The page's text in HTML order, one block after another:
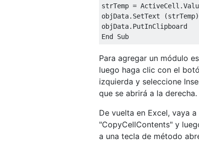
strTemp =
objData.SetText (strTemp)
objData.PutInClipboard
Para agregar un módulo
luego haga clic con el
izquierda y seleccione
que se abrirá a la derecha.
De vuelta en Excel, vaya
"CopyCellContents" y
a una tecla de método